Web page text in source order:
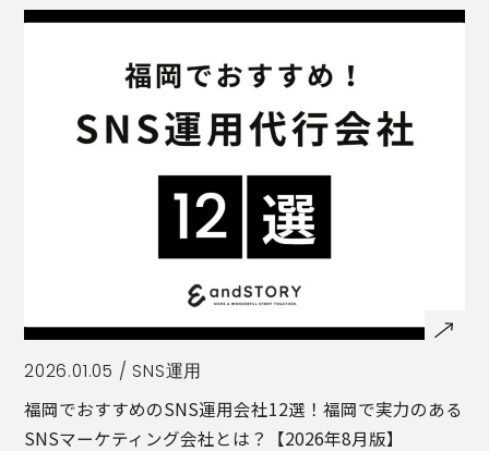
2026.01.05 / SNS運用
福岡でおすすめのSNS運用会社12選！福岡で実力のある
SNSマーケティング会社とは？【2026年8月版】